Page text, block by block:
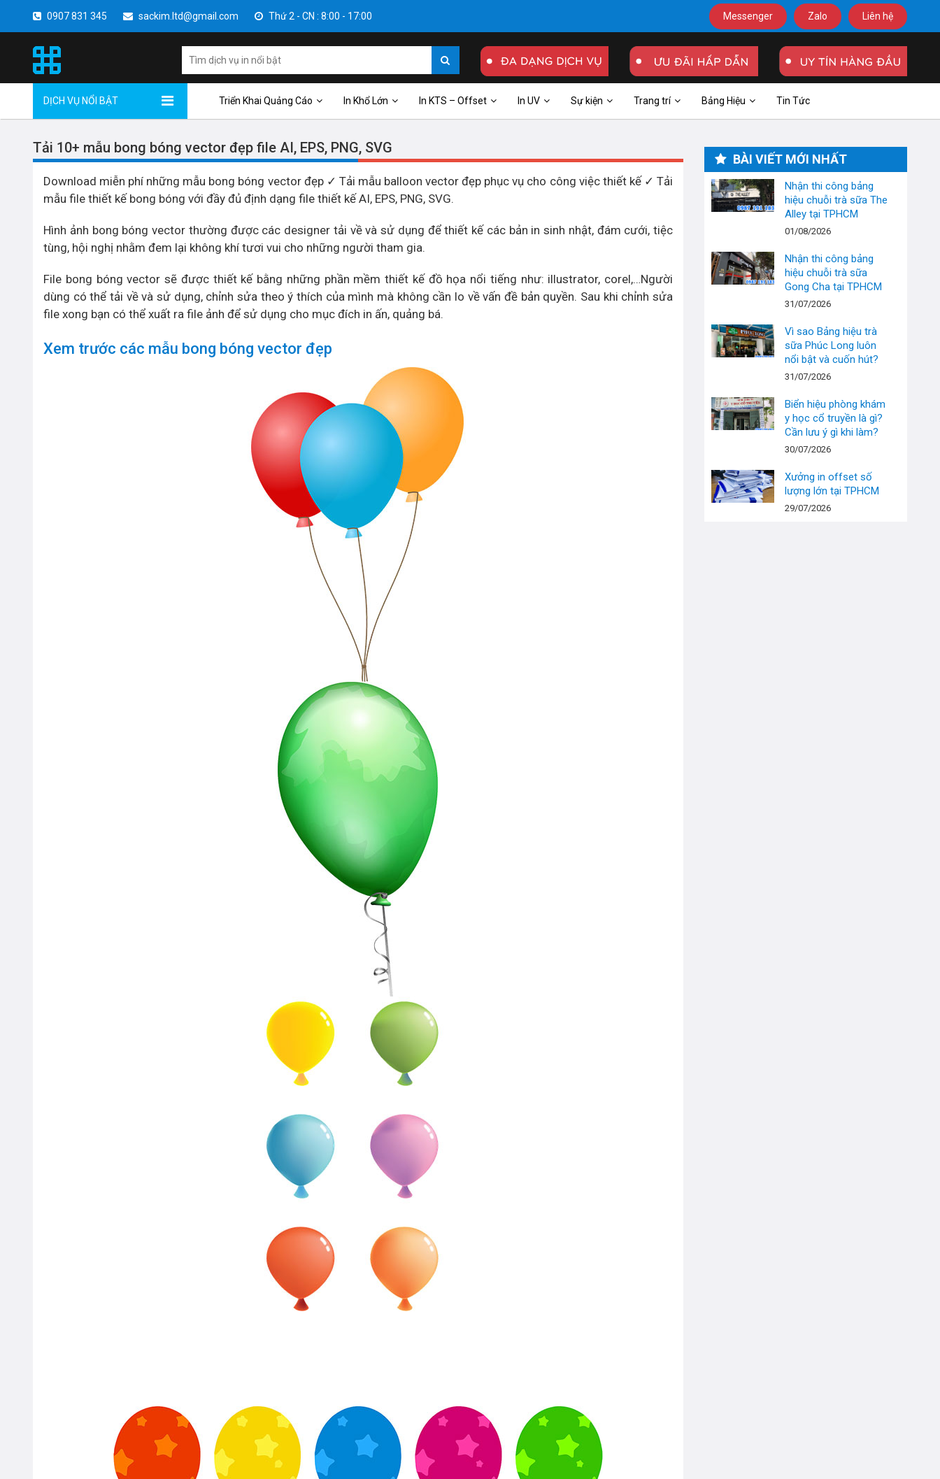
0907 831 345 sackim.ltd@gmail.com Thứ 2 - CN : 8:00 - 17:00 Messenger Zalo Liên hệ
DỊCH VỤ NỔI BẬT Triển Khai Quảng Cáo In Khổ Lớn In KTS – Offset In UV Sự kiện Trang trí Bảng Hiệu Tin Tức
Tải 10+ mẫu bong bóng vector đẹp file AI, EPS, PNG, SVG
Download miễn phí những mẫu bong bóng vector đẹp ✓ Tải mẫu balloon vector đẹp phục vụ cho công việc thiết kế ✓ Tải
mẫu file thiết kế bong bóng với đầy đủ định dạng file thiết kế AI, EPS, PNG, SVG.
Hình ảnh bong bóng vector thường được các designer tải về và sử dụng để thiết kế các bản in sinh nhật, đám cưới, tiệc
tùng, hội nghị nhằm đem lại không khí tươi vui cho những người tham gia.
File bong bóng vector sẽ được thiết kế bằng những phần mềm thiết kế đồ họa nổi tiếng như: illustrator, corel,…Người
dùng có thể tải về và sử dụng, chỉnh sửa theo ý thích của mình mà không cần lo về vấn đề bản quyền. Sau khi chỉnh sửa
file xong bạn có thể xuất ra file ảnh để sử dụng cho mục đích in ấn, quảng bá.
Xem trước các mẫu bong bóng vector đẹp
BÀI VIẾT MỚI NHẤT
Nhận thi công bảng
hiệu chuỗi trà sữa The
Alley tại TPHCM
01/08/2026
Nhận thi công bảng
hiệu chuỗi trà sữa
Gong Cha tại TPHCM
31/07/2026
Vì sao Bảng hiệu trà
sữa Phúc Long luôn
nổi bật và cuốn hút?
31/07/2026
Biển hiệu phòng khám
y học cổ truyền là gì?
Cần lưu ý gì khi làm?
30/07/2026
Xưởng in offset số
lượng lớn tại TPHCM
29/07/2026